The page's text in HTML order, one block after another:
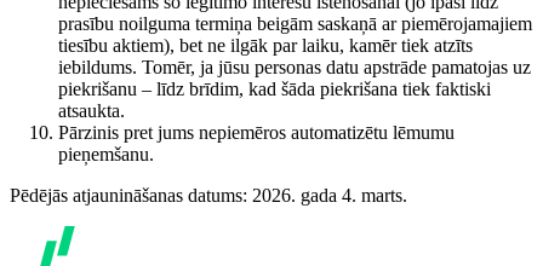
prasību noilguma termiņa beigām saskaņā ar piemērojamajiem
tiesību aktiem), bet ne ilgāk par laiku, kamēr tiek atzīts
iebildums. Tomēr, ja jūsu personas datu apstrāde pamatojas uz
piekrišanu – līdz brīdim, kad šāda piekrišana tiek faktiski
atsaukta.
Pārzinis pret jums nepiemēros automatizētu lēmumu
pieņemšanu.
Pēdējās atjaunināšanas datums: 2026. gada 4. marts.